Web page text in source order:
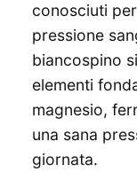
conosciuti
pressione
biancospino
elementi
magnesio,
una sana
giornata.